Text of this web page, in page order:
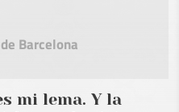
Barcelona
mi lema. Y la